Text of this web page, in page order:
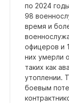
по 2024
98
время и
офицеров и
них умерли
таких как
утоплении.
боевым